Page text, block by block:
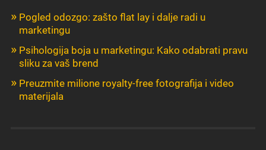
Pogled odozgo: zašto flat lay i dalje radi u
marketingu
Psihologija boja u marketingu: Kako odabrati pravu
sliku za vaš brend
Preuzmite milione royalty-free fotografija i video
materijala